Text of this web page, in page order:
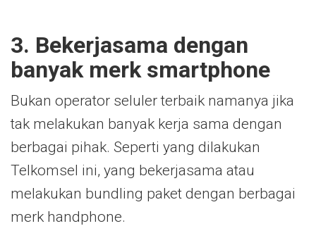
3. Bekerjasama dengan
banyak merk smartphone
Bukan operator seluler terbaik namanya jika
tak melakukan banyak kerja sama dengan
berbagai pihak. Seperti yang dilakukan
Telkomsel ini, yang bekerjasama atau
melakukan bundling paket dengan berbagai
merk handphone.